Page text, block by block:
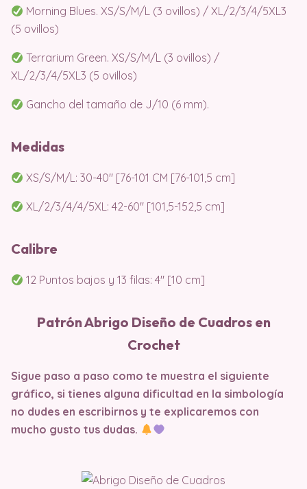
Morning Blues. XS/S/M/L (3 ovillos) / XL/2/3/4/5XL3
(5 ovillos)
Terrarium Green. XS/S/M/L (3 ovillos) /
XL/2/3/4/5XL3 (5 ovillos)
Gancho del tamaño de J/10 (6 mm).
Medidas
XS/S/M/L: 30-40″ [76-101 CM [76-101,5 cm]
XL/2/3/4/4/5XL: 42-60″ [101,5-152,5 cm]
Calibre
12 Puntos bajos y 13 filas: 4″ [10 cm]
Patrón Abrigo Diseño de Cuadros en
Crochet
Sigue paso a paso como te muestra el siguiente
gráfico, si tienes alguna dificultad en la simbología
no dudes en escribirnos y te explicaremos con
mucho gusto tus dudas.